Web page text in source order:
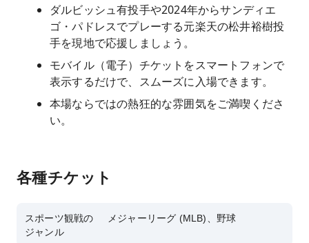
ダルビッシュ有投手や2024年からサンディエ
ゴ・パドレスでプレーする元楽天の松井裕樹投
手を現地で応援しましょう。
モバイル（電子）チケットをスマートフォンで
表示するだけで、スムーズに入場できます。
本場ならではの熱狂的な雰囲気をご満喫くださ
い。
各種チケット
スポーツ観戦の
ジャンル
メジャーリーグ (MLB)、野球